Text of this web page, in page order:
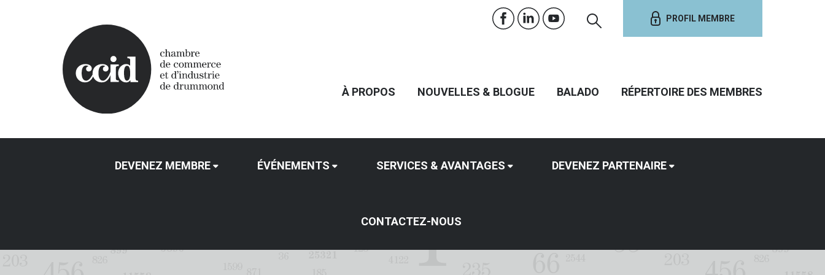
PROFIL MEMBRE
À PROPOS NOUVELLES & BLOGUE BALADO RÉPERTOIRE DES MEMBRES
DEVENEZ MEMBRE ÉVÉNEMENTS SERVICES & AVANTAGES DEVENEZ PARTENAIRE
CONTACTEZ-NOUS